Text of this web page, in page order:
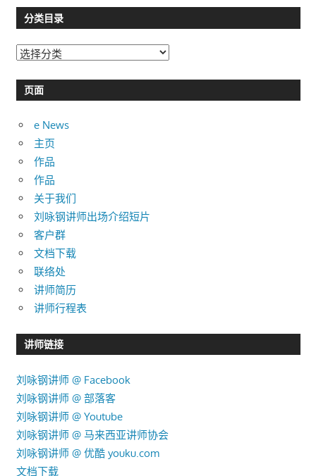
分类目录
分
目页面
e News
主页
作品
作品
关于我们
刘咏钢讲师出场介绍短片
客户群
文档下载
联络处
讲师简历
讲师行程表
讲师链接
刘咏钢讲师 @ Facebook
刘咏钢讲师 @ 部落客
刘咏钢讲师 @ Youtube
刘咏钢讲师 @ 马来西亚讲师协会
刘咏钢讲师 @ 优酷 youku.com
文档下载